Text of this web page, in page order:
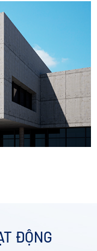
ĐỘNG